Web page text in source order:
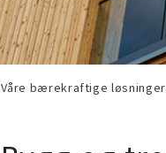
Våre bærekraftige løsninger